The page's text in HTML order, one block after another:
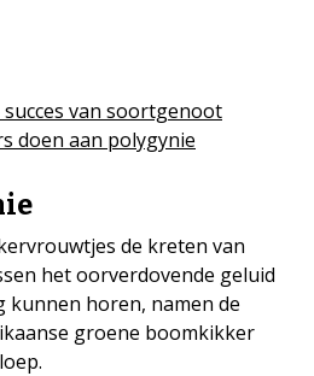
van soortgenoot
doen aan polygynie
de kreten van
het oorverdovende geluid
kunnen horen, namen de
groene boomkikker